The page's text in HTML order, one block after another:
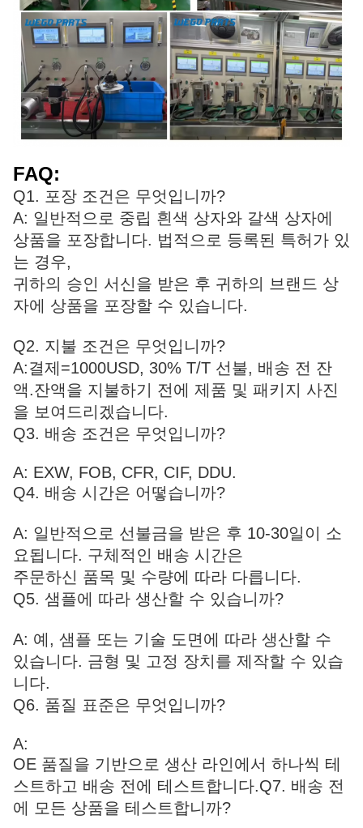
FAQ:
Q1. 포장 조건은 무엇입니까?
A: 일반적으로 중립 흰색 상자와 갈색 상자에
상품을 포장합니다. 법적으로 등록된 특허가 있
는 경우,
귀하의 승인 서신을 받은 후 귀하의 브랜드 상
자에 상품을 포장할 수 있습니다.
Q2. 지불 조건은 무엇입니까?
A:결제=1000USD, 30% T/T 선불, 배송 전 잔
액.잔액을 지불하기 전에 제품 및 패키지 사진
을 보여드리겠습니다.
Q3. 배송 조건은 무엇입니까?
A: EXW, FOB, CFR, CIF, DDU.
Q4. 배송 시간은 어떻습니까?
A: 일반적으로 선불금을 받은 후 10-30일이 소
요됩니다. 구체적인 배송 시간은
주문하신 품목 및 수량에 따라 다릅니다.
Q5. 샘플에 따라 생산할 수 있습니까?
A: 예, 샘플 또는 기술 도면에 따라 생산할 수
있습니다. 금형 및 고정 장치를 제작할 수 있습
니다.
Q6. 품질 표준은 무엇입니까?
A:
OE 품질을 기반으로 생산 라인에서 하나씩 테
스트하고 배송 전에 테스트합니다.Q7. 배송 전
에 모든 상품을 테스트합니까?